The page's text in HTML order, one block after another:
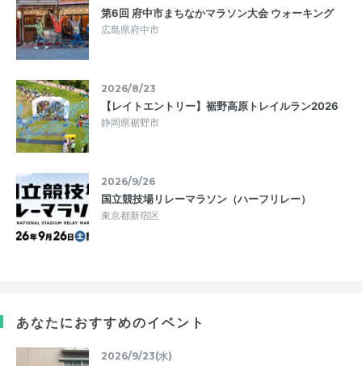
第6回 府中市まちなかマラソン大会 ウォーキング
広島県府中市
2026/8/23
【レイトエントリー】裾野高原トレイルラン2026
静岡県裾野市
2026/9/26
国立競技場リレーマラソン（ハーフリレー）
東京都新宿区
あなたにおすすめのイベント
2026/9/23(水)